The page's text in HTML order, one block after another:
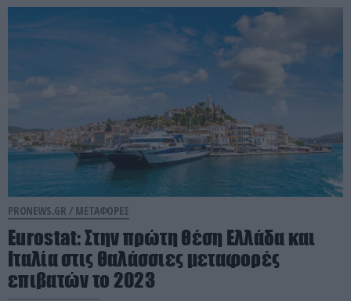
PRONEWS.GR / ΜΕΤΑΦΟΡΕΣ
Eurostat: Στην πρώτη θέση Ελλάδα και
Ιταλία στις θαλάσσιες μεταφορές
επιβατών το 2023